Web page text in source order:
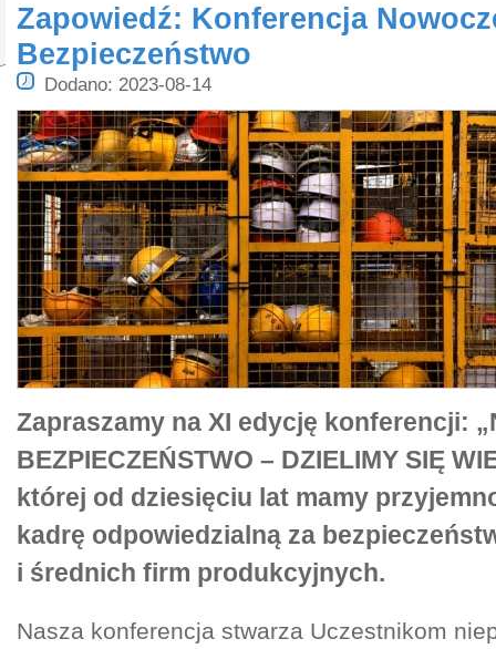
Zapowiedź: Konferencja
Bezpieczeństwo
Dodano: 2023-08-14
Zapraszamy na XI edycję konferencji:
BEZPIECZEŃSTWO – DZIELIMY SIĘ
której od dziesięciu lat mamy
kadrę odpowiedzialną za
i średnich firm produkcyjnych.
Nasza konferencja stwarza Uczestnikom